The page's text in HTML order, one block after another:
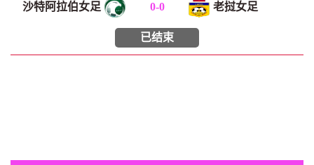
沙特阿拉伯女足 0-0 老挝女足
已结束